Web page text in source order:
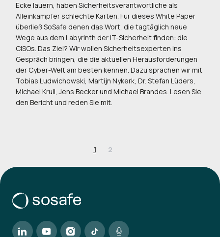
Ecke lauern, haben Sicherheitsverantwortliche als
Alleinkämpfer schlechte Karten. Für dieses White Paper
überließ SoSafe denen das Wort, die tagtäglich neue
Wege aus dem Labyrinth der IT-Sicherheit finden: die
CISOs. Das Ziel? Wir wollen Sicherheitsexperten ins
Gespräch bringen, die die aktuellen Herausforderungen
der Cyber-Welt am besten kennen. Dazu sprachen wir mit
Tobias Ludwichowski, Martijn Nykerk, Dr. Stefan Lüders,
Michael Krull, Jens Becker und Michael Brandes. Lesen Sie
den Bericht und reden Sie mit.
1 2